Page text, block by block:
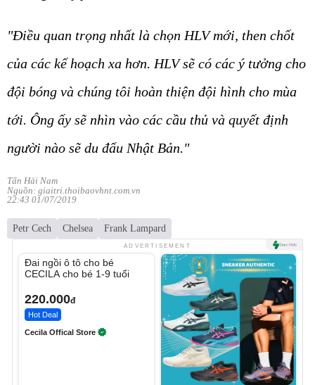
"Điều quan trọng nhất là chọn HLV mới, then chốt
của các kế hoạch xa hơn. HLV sẽ có các ý tưởng cho
đội bóng và chúng tôi hoàn thiện đội hình cho mùa
tới. Ông ấy sẽ nhìn vào các cầu thủ và quyết định
người nào sẽ du đấu Nhật Bản."
Tấn Hải Nam
Nguồn: giaitri.thoibaovhnt.com.vn
22:43 01/07/2019
Petr Cech Chelsea Frank Lampard
ADVERTISEMENT
Đai ngồi ô tô cho bé
CECILA cho bé 1-9 tuổi
220.000đ
Hot Deal
Cecila Offical Store